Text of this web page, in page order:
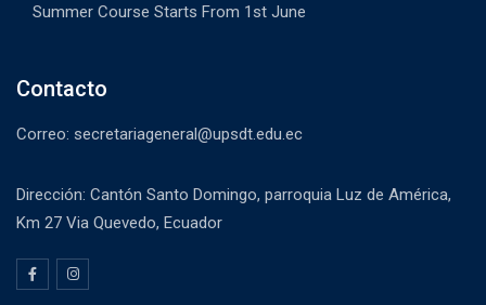
Summer Course Starts From 1st June
Contacto
Correo: secretariageneral@upsdt.edu.ec
Dirección: Cantón Santo Domingo, parroquia Luz de América,
Km 27 Via Quevedo, Ecuador